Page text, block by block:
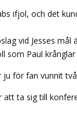
ifjol, och det
vid Jesses mål
som Paul krånglar
ju för fan vunnit
ta sig till